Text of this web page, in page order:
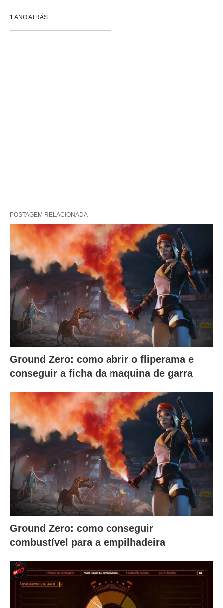
1 ANO ATRÁS
POSTAGEM RELACIONADA
Ground Zero: como abrir o fliperama e
conseguir a ficha da maquina de garra
Ground Zero: como conseguir
combustível para a empilhadeira